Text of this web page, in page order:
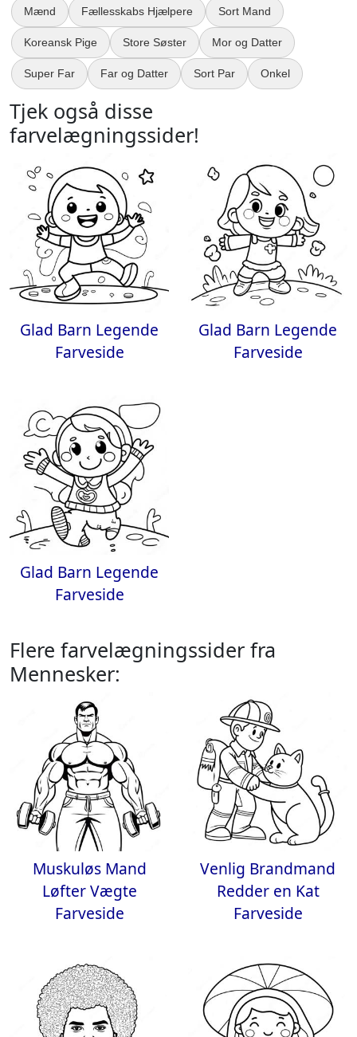
Mænd Fællesskabs Hjælpere Sort Mand
Koreansk Pige Store Søster Mor og Datter
Super Far Far og Datter Sort Par Onkel
Tjek også disse
farvelægningssider!
Glad Barn Legende
Farveside
Glad Barn Legende
Farveside
Glad Barn Legende
Farveside
Flere farvelægningssider fra
Mennesker:
Muskuløs Mand
Løfter Vægte
Farveside
Venlig Brandmand
Redder en Kat
Farveside